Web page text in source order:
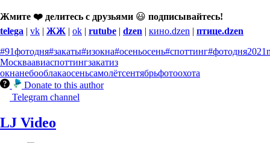
Жмите ❤️ делитесь с друзьями 😃 подписывайтесь!
telega | vk | ЖЖ | ok | rutube | dzen | кино.dzen | птице.dzen
#91фотодня#закаты#изокна#осеньосень#споттинг#фотодня2021
Москваавиаспоттингзакатиз
окнанебооблакаосеньсамолётсентябрьфотоохота
Donate to this author
Telegram channel
LJ Video